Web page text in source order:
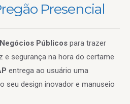
Presencial
Públicos para trazer
e segurança na hora do certame
entrega ao usuário uma
seu design inovador e manuseio